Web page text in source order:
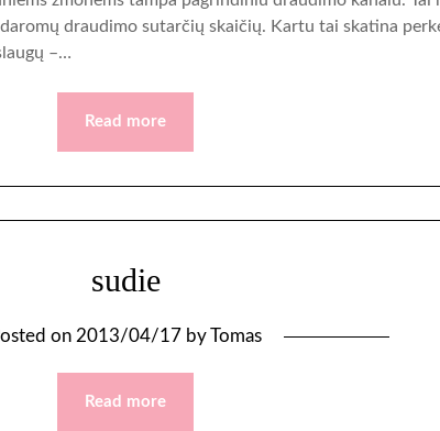
draudimo sutarčių skaičių. Kartu tai skatina
–…
Read more
sudie
on2013/04/17 byTomas
Read more